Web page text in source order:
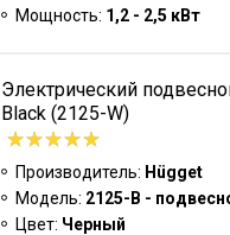
Мощность: 1,2 - 2,5 кВт
Электрический
Black (2125-W)
Производитель: Hügget
Модель: 2125-B -
Цвет: Черный